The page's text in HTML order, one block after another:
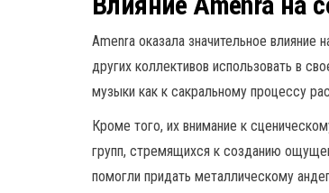
Amenra оказала значительное
других коллективов использовать в
музыки как к сакральному процессу
Кроме того, их внимание к
групп, стремящихся к созданию
помогли придать металлическому